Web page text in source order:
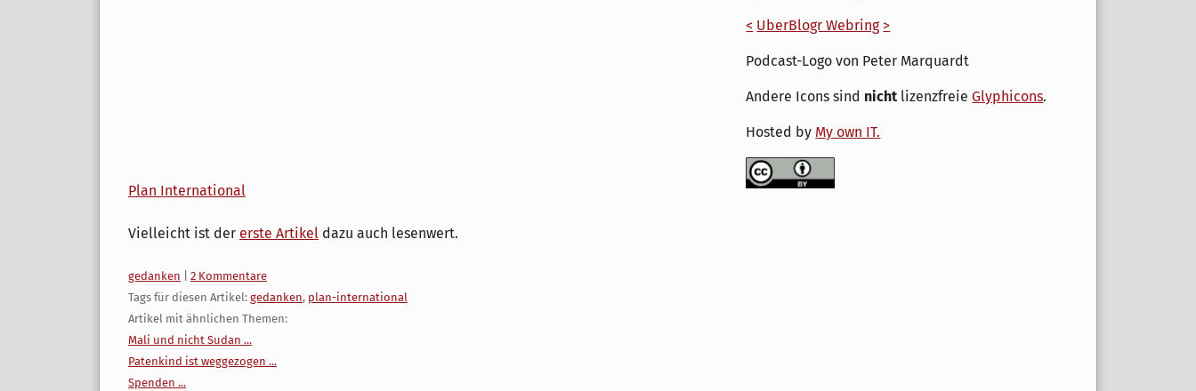
Plan International
Vielleicht ist der erste Artikel dazu auch lesenwert.
Kategorien:
gedanken
2 Kommentare
Tags für diesen Artikel: gedanken, plan-international
Artikel mit ähnlichen Themen:
Mali und nicht Sudan ...
Patenkind ist weggezogen ...
Spenden ...
< UberBlogr Webring >
Podcast-Logo von Peter Marquardt
Andere Icons sind nicht lizenzfreieGlyphicons.
Hosted by My own IT.